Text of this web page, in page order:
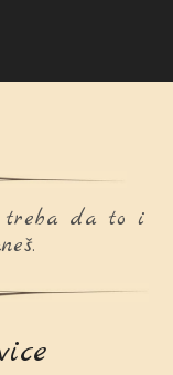
treba da to i